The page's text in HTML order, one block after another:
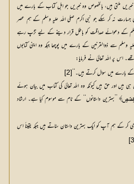
ملتی ہیں، بالخصوص وہ خبریں جو اہل کتاب کے بارے میں
جسارت نہ کر سکے جو نبی اکرم صلی اللہ علیہ وسلم کے ہم عصر
وسلم کے دعوائے صداقت کو باطل قرار دینے کے لیے تڑپ رہے
وسلم سے ذوالقرنین کے بارے میں پوچھا جبکہ وہ اپنی کتابوں
اس پر اللہ تعالیٰ نے فرمایا:
بارے میں سوال کرتے ہیں۔‘‘[2]
ہیں اور حق ہیں کیونکہ وہ اللہ تعالیٰ کی کتاب میں بیان ہوئے
ہم آپ کو ایک بہترین داستان سناتے ہیں جبکہ یقیناً اس